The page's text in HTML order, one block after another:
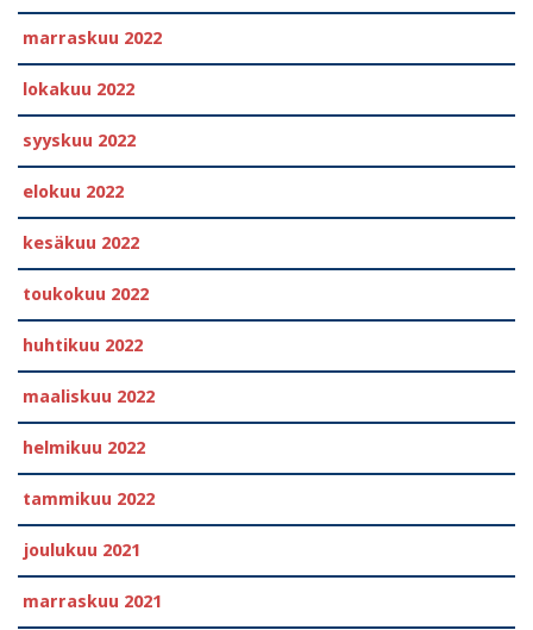
marraskuu 2022
lokakuu 2022
syyskuu 2022
elokuu 2022
kesäkuu 2022
toukokuu 2022
huhtikuu 2022
maaliskuu 2022
helmikuu 2022
tammikuu 2022
joulukuu 2021
marraskuu 2021